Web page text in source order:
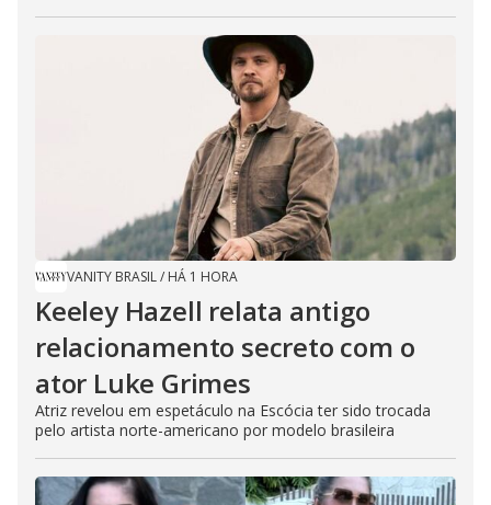
VANITY BRASIL/ HÁ 1 HORA
Keeley Hazell relata antigo
relacionamento secreto com o
ator Luke Grimes
Atriz revelou em espetáculo na Escócia ter sido trocada
pelo artista norte-americano por modelo brasileira